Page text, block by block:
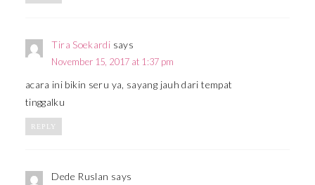
Tira Soekardi says
November 15, 2017 at 1:37 pm
acara ini bikin seru ya, sayang jauh dari tempat
tinggalku
REPLY
Dede Ruslan says